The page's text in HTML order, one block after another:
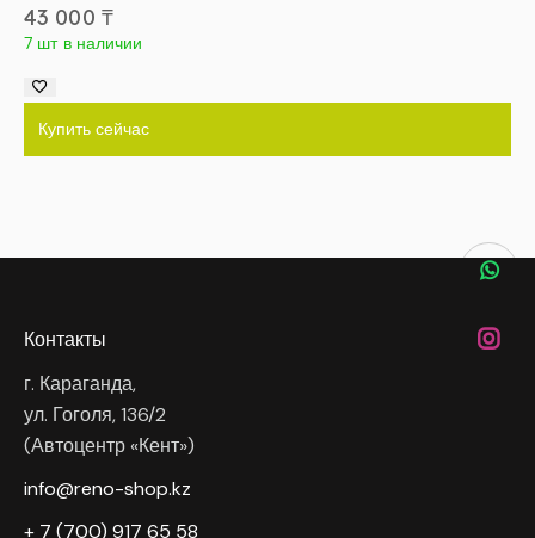
43 000 ₸
7 шт в наличии
Купить сейчас
Контакты
г. Караганда,
ул. Гоголя, 136/2
(Автоцентр «Кент»)
info@reno-shop.kz
+ 7 (700) 917 65 58